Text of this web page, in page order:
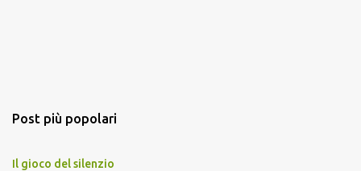
Post più popolari
Il gioco del silenzio